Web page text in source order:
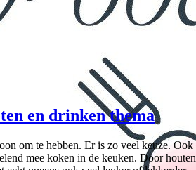
en drinken thema
om te hebben. Er is zo veel keuze.
mee koken in de keuken. Door